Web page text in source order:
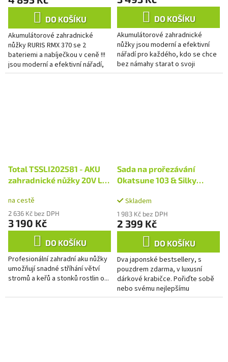
DO KOŠÍKU
Akumulátorové zahradnické
nůžky RURIS RMX 370 se 2
bateriemi a nabíječkou v ceně !!!
jsou moderní a efektivní nářadí,
ideální pro každého, kdo se chce
DO KOŠÍKU
Akumulátorové zahradnické
nůžky jsou moderní a efektivní
nářadí pro každého, kdo se chce
bez námahy starat o svoji
zahradu.
Total TSSLI202581 - AKU
zahradnické nůžky 20V Li-
nabíječky
na cestě
2 636 Kč bez DPH
3 190 Kč
DO KOŠÍKU
Profesionální zahradní aku nůžky
umožňují snadné stříhání větví
stromů a keřů a stonků rostlin o...
Sada na prořezávání
Okatsune 103 & Silky
Skladem
1 983 Kč bez DPH
2 399 Kč
DO KOŠÍKU
Dva japonské bestsellery, s
pouzdrem zdarma, v luxusní
dárkové krabičce. Pořiďte sobě
nebo svému nejlepšímu
zahradnímu příteli tuto krásnou